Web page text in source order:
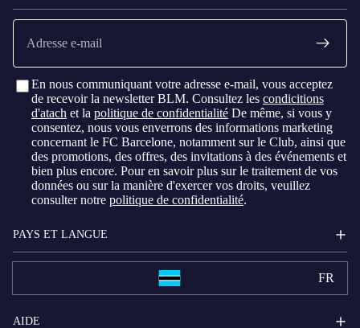
E-
mail
En nous communiquant votre adresse e-mail, vous acceptez
de recevoir la newsletter BLM. Consultez les condicitions
d'atach et la politique de confidentialité De même, si vous y
consentez, nous vous enverrons des informations marketing
concernant le FC Barcelone, notamment sur le Club, ainsi que
des promotions, des offres, des invitations à des événements et
bien plus encore. Pour en savoir plus sur le traitement de vos
données ou sur la manière d'exercer vos droits, veuillez
consulter notre politique de confidentialité.
PAYS ET LANGUE
FR
AIDE